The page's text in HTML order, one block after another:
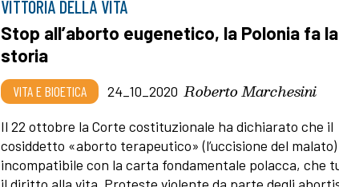
VITTORIA DELLA VITA
Stop all’aborto eugenetico, la Polonia fa la
storia
VITA E BIOETICA 24_10_2020 Roberto Marchesini
Il 22 ottobre la Corte costituzionale ha dichiarato che il
cosiddetto «aborto terapeutico» (l’uccisione del malato)
incompatibile con la carta fondamentale polacca, che